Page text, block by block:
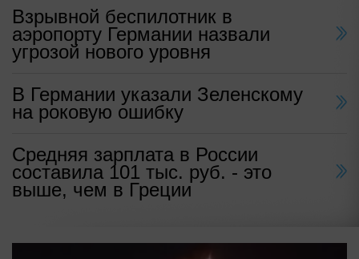
Взрывной беспилотник в
аэропорту Германии назвали
угрозой нового уровня
В Германии указали Зеленскому
на роковую ошибку
Средняя зарплата в России
составила 101 тыс. руб. - это
выше, чем в Греции